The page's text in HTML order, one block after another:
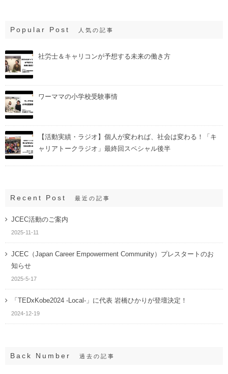
Popular Post 人気の記事
社労士＆キャリコンが予想する未来の働き方
ワーママの小学校受験事情
【活動実績・ラジオ】個人が変われば、社会は変わる！「キ
ャリアトークラジオ」最終回スペシャル後半
Recent Post 最近の記事
JCEC活動のご案内
2025-11-11
JCEC（Japan Career Empowerment Community）プレスタートのお
知らせ
2025-5-17
「TEDxKobe2024 -Local-」に代表 岩橋ひかりが登壇決定！
2024-12-19
Back Number 過去の記事